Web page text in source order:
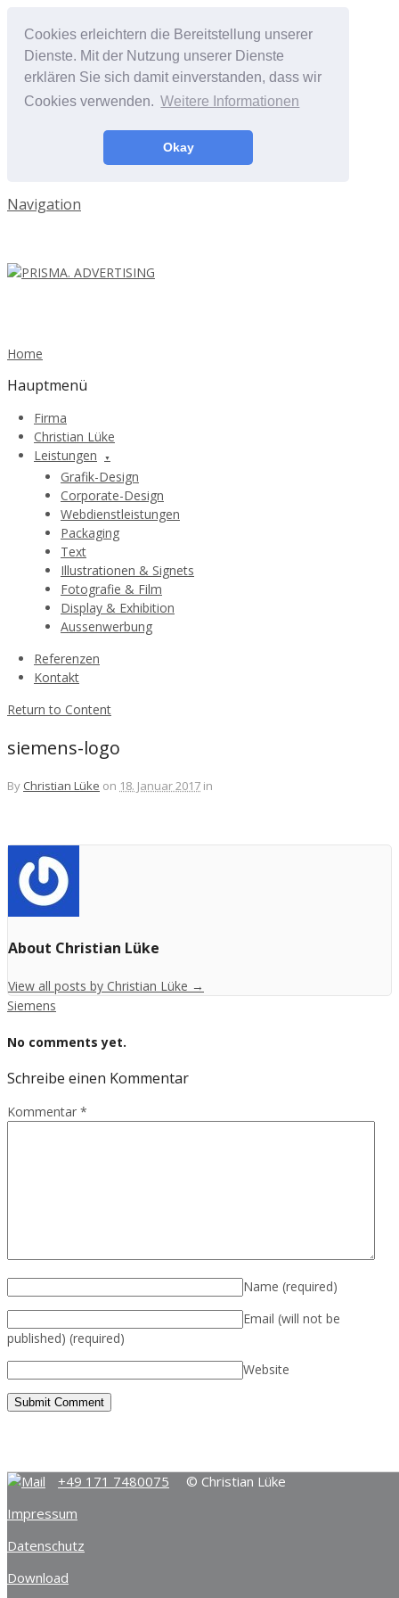
Cookies erleichtern die Bereitstellung unserer
Dienste. Mit der Nutzung unserer Dienste
erklären Sie sich damit einverstanden, dass wir
Cookies verwenden. Weitere Informationen
Okay
Navigation
Home
Hauptmenü
Firma
Christian Lüke
Leistungen
Grafik-Design
Corporate-Design
Webdienstleistungen
Packaging
Text
Illustrationen & Signets
Fotografie & Film
Display & Exhibition
Aussenwerbung
Referenzen
Kontakt
Return to Content
siemens-logo
By Christian Lüke on 18. Januar 2017 in
About Christian Lüke
View all posts by Christian Lüke →
Siemens
No comments yet.
Schreibe einen Kommentar
Kommentar *
Name (required)
Email (will not be
published) (required)
Website
+49 171 7480075
© Christian Lüke
Impressum
Datenschutz
Download